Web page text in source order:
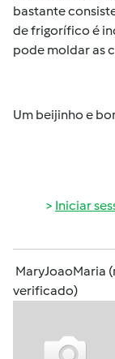
bastante
de frigorífico é
pode moldar as
Um beijinho e
Iniciar
MaryJoaoMaria
verificado)